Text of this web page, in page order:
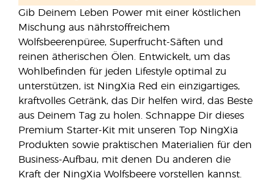
Gib Deinem Leben Power mit einer köstlichen
Mischung aus nährstoffreichem
Wolfsbeerenpüree, Superfrucht-Säften und
reinen ätherischen Ölen. Entwickelt, um das
Wohlbefinden für jeden Lifestyle optimal zu
unterstützen, ist NingXia Red ein einzigartiges,
kraftvolles Getränk, das Dir helfen wird, das Beste
aus Deinem Tag zu holen. Schnappe Dir dieses
Premium Starter-Kit mit unseren Top NingXia
Produkten sowie praktischen Materialien für den
Business-Aufbau, mit denen Du anderen die
Kraft der NingXia Wolfsbeere vorstellen kannst.